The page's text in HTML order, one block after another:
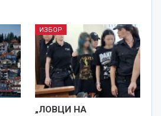
ИЗБОР
„ЛОВЦИ НА